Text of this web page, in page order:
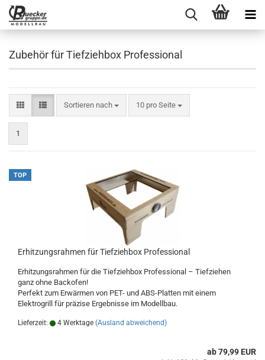
Zubehör für Tiefziehbox Professional
Sortieren nach
Sortieren nach 10 pro Seite
pro Seite
1
TOP
Erhitzungsrahmen für Tiefziehbox Professional
Erhitzungsrahmen für die Tiefziehbox Professional – Tiefziehen
ganz ohne Backofen!
Perfekt zum Erwärmen von PET- und ABS-Platten mit einem
Elektrogrill für präzise Ergebnisse im Modellbau.
Lieferzeit: 4 Werktage (Ausland abweichend)
ab 79,99 EUR